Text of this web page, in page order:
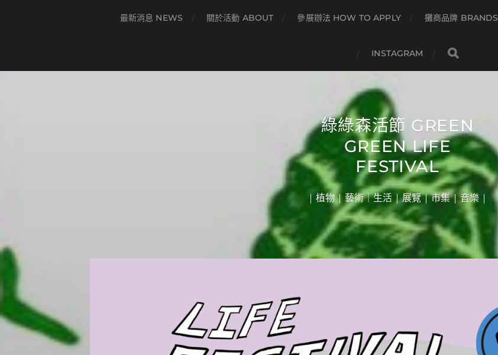
最新消息 NEWS 關於活動 ABOUT 參展辦法 HOW TO APPLY 攤商品牌 BRANDS
INSTAGRAM
綠綠森活節 GREEN
GREEN LIFE
FESTIVAL
| 植物 | 藝術｜生活 | 展覽 | 市集 | 音樂 |